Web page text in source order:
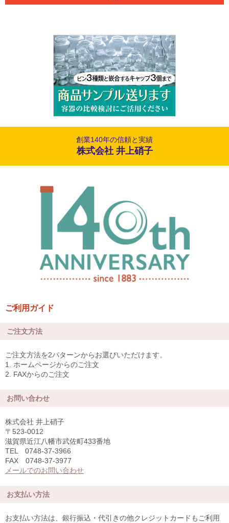
創業140年の信頼と実績
株式会社 井上硝子
ご利用ガイド
ご注文方法
ご注文方法を2パターンからお選びいただけます。
1. ホームページからのご注文
2. FAXからのご注文
お問い合わせ
株式会社 井上硝子
〒523-0012
滋賀県近江八幡市武佐町433番地
TEL 0748-37-3966
FAX 0748-37-3977
メールでのお問い合わせ
お支払い方法
お支払い方法は、銀行振込・代引きの他クレジットカードもご利用